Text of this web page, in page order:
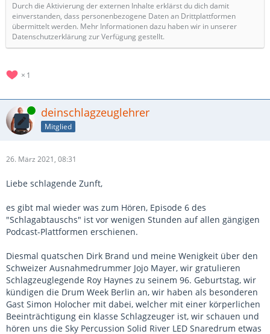
Durch die Aktivierung der externen Inhalte erklärst du dich damit
einverstanden, dass personenbezogene Daten an Drittplattformen
übermittelt werden. Mehr Informationen dazu haben wir in unserer
Datenschutzerklärung zur Verfügung gestellt.
1
Online deinschlagzeuglehrer
Mitglied
26. März 2021, 08:31
Liebe schlagende Zunft,
es gibt mal wieder was zum Hören, Episode 6 des
"Schlagabtauschs" ist vor wenigen Stunden auf allen gängigen
Podcast-Plattformen erschienen.
Diesmal quatschen Dirk Brand und meine Wenigkeit über den
Schweizer Ausnahmedrummer Jojo Mayer, wir gratulieren
Schlagzeuglegende Roy Haynes zu seinem 96. Geburtstag, wir
kündigen die Drum Week Berlin an, wir haben als besonderen
Gast Simon Holocher mit dabei, welcher mit einer körperlichen
Beeinträchtigung ein klasse Schlagzeuger ist, wir schauen und
hören uns die Sky Percussion Solid River LED Snaredrum etwas